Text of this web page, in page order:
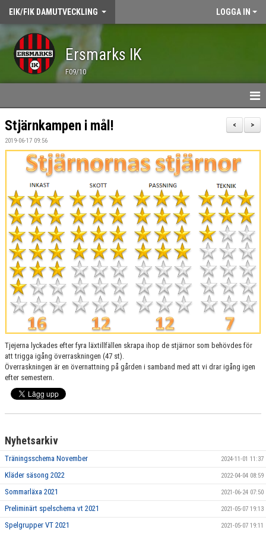
EIK/FIK DAMUTVECKLING LOGGA IN
Ersmarks IK
F09/10
HEM
NYHETER
TRÄNING
ÖVNINGSBANK
MATCHER
KALENDER
LAGETS SPONSORER
LÄNKAR
KONTAKT
>
<
Stjärnkampen i mål!
2019-06-17 09:56
Tjejerna lyckades efter fyra läxtillfällen skrapa ihop de stjärnor som behövdes för
att trigga igång överraskningen (47 st).
Överraskningen är en övernattning på gården i samband med att vi drar igång igen
efter semestern.
Nyhetsarkiv
Träningsschema November 2024-11-01 11:37
Kläder säsong 2022 2022-04-04 08:59
Sommarläxa 2021 2021-06-24 07:50
Preliminärt spelschema vt 2021 2021-05-07 19:13
Spelgrupper VT 2021 2021-05-07 19:11